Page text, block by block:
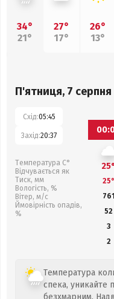
34°
21°
27°
17°
26°
13°
П'ятниця, 7 серпня
Схід:05:45
Захід:20:37
Температура С°
Відчувається як
Тиск, мм
Вологість, %
Вітер, м/с
Ймовірність опадів,
%
25°
25°
761
52
3
2
Температура
спека, уникайте
безхмарним.